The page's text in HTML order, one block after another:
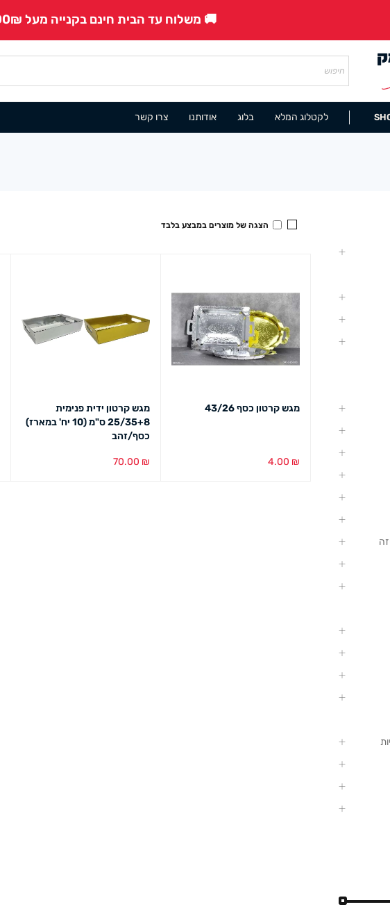
🚚 משלוח עד הבית חינם בקנייה מעל 500₪!
לקטלוג המלא בלוג אודותנו צרו קשר
הצגה של מוצרים במבצע בלבד
מגש קרטון כסף 43/26
4.00 ₪
מגש קרטון ידית פנימית
25/35+8 ס"מ (10 יח' במארז)
כסף/זהב
70.00 ₪